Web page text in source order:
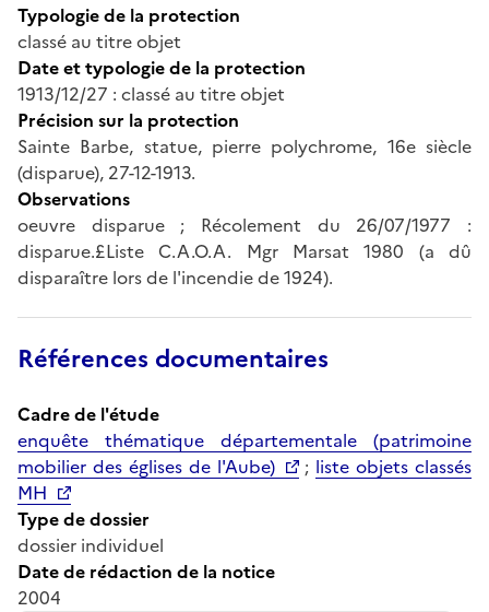
Typologie de la protection
classé au titre objet
Date et typologie de la protection
1913/12/27 : classé au titre objet
Précision sur la protection
Sainte Barbe, statue, pierre polychrome, 16e siècle
(disparue), 27-12-1913.
Observations
oeuvre disparue ; Récolement du 26/07/1977 :
disparue.£Liste C.A.O.A. Mgr Marsat 1980 (a dû
disparaître lors de l'incendie de 1924).
Références documentaires
Cadre de l'étude
enquête thématique départementale (patrimoine
mobilier des églises de l'Aube)
; liste objets classés
MH
Type de dossier
dossier individuel
Date de rédaction de la notice
2004